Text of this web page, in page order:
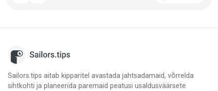
Sailors.tips aitab kipparitel avastada jahtsadamaid, võrrelda
sihtkohti ja planeerida paremaid peatusi usaldusväärsete